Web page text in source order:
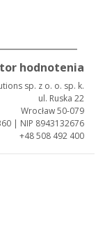
hodnotenia
sp. z o. o. sp. k.
ul. Ruska 22
Wrocław 50-079
| NIP 8943132676
+48 508 492 400